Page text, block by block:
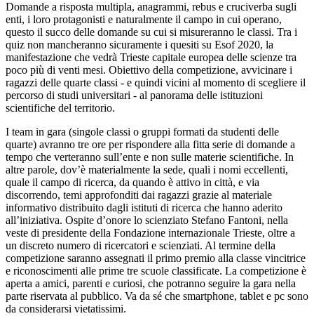
Domande a risposta multipla, anagrammi, rebus e cruciverba sugli
enti, i loro protagonisti e naturalmente il campo in cui operano,
questo il succo delle domande su cui si misureranno le classi. Tra i
quiz non mancheranno sicuramente i quesiti su Esof 2020, la
manifestazione che vedrà Trieste capitale europea delle scienze tra
poco più di venti mesi. Obiettivo della competizione, avvicinare i
ragazzi delle quarte classi - e quindi vicini al momento di scegliere il
percorso di studi universitari - al panorama delle istituzioni
scientifiche del territorio.
I team in gara (singole classi o gruppi formati da studenti delle
quarte) avranno tre ore per rispondere alla fitta serie di domande a
tempo che verteranno sull’ente e non sulle materie scientifiche. In
altre parole, dov’è materialmente la sede, quali i nomi eccellenti,
quale il campo di ricerca, da quando è attivo in città, e via
discorrendo, temi approfonditi dai ragazzi grazie al materiale
informativo distribuito dagli istituti di ricerca che hanno aderito
all’iniziativa. Ospite d’onore lo scienziato Stefano Fantoni, nella
veste di presidente della Fondazione internazionale Trieste, oltre a
un discreto numero di ricercatori e scienziati. Al termine della
competizione saranno assegnati il primo premio alla classe vincitrice
e riconoscimenti alle prime tre scuole classificate. La competizione è
aperta a amici, parenti e curiosi, che potranno seguire la gara nella
parte riservata al pubblico. Va da sé che smartphone, tablet e pc sono
da considerarsi vietatissimi.